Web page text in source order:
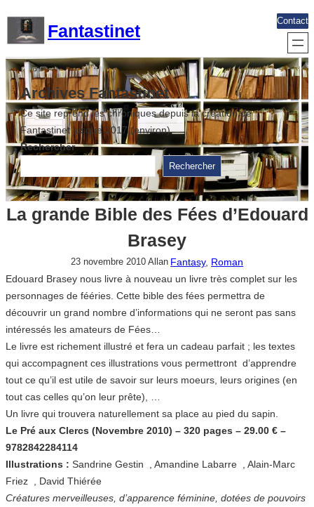
contenu
Fantastinet
Contact
Archives Fantastinet
Ce site reprend les chroniques depuis la création de
Fantastinet jusque 2017 (environ)
Rechercher
Rechercher
La grande Bible des Fées d’Edouard
Brasey
23 novembre 2010 Allan Fantasy, Roman
Edouard Brasey nous livre à nouveau un livre très complet sur les
personnages de fééries. Cette bible des fées permettra de
découvrir un grand nombre d’informations qui ne seront pas sans
intéressés les amateurs de Fées…
Le livre est richement illustré et fera un cadeau parfait ; les textes
qui accompagnent ces illustrations vous permettront d’apprendre
tout ce qu’il est utile de savoir sur leurs moeurs, leurs origines (en
tout cas celles qu’on leur prête), …
Un livre qui trouvera naturellement sa place au pied du sapin.
Le Pré aux Clercs (Novembre 2010) – 320 pages – 29.00 € –
9782842284114
Illustrations : Sandrine Gestin , Amandine Labarre , Alain-Marc
Friez , David Thiérée
Créatures merveilleuses, d’apparence féminine, dotées de pouvoirs